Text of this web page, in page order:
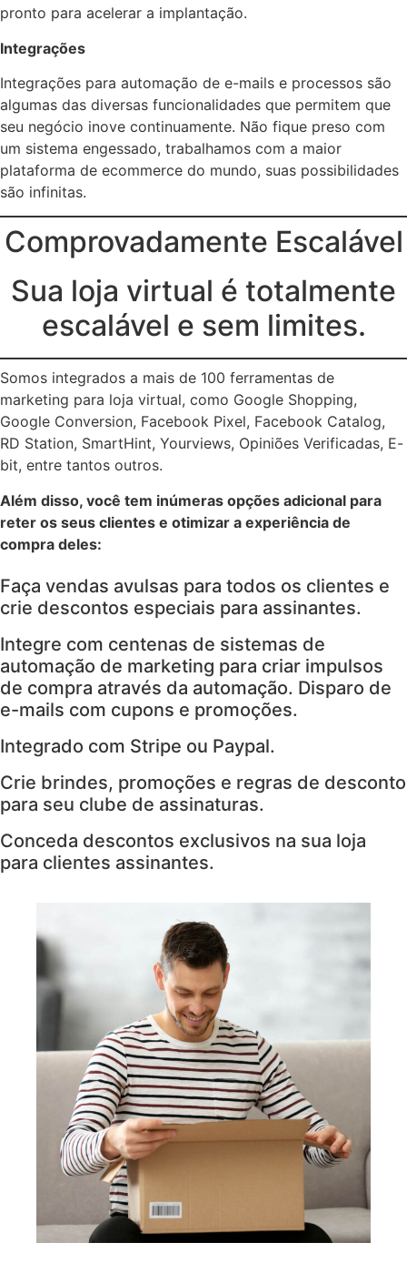
pronto para acelerar a implantação.
Integrações
Integrações para automação de e-mails e processos são
algumas das diversas funcionalidades que permitem que
seu negócio inove continuamente. Não fique preso com
um sistema engessado, trabalhamos com a maior
plataforma de ecommerce do mundo, suas possibilidades
são infinitas.
Comprovadamente Escalável
Sua loja virtual é totalmente
escalável e sem limites.
Somos integrados a mais de 100 ferramentas de
marketing para loja virtual, como Google Shopping,
Google Conversion, Facebook Pixel, Facebook Catalog,
RD Station, SmartHint, Yourviews, Opiniões Verificadas, E-
bit, entre tantos outros.
Além disso, você tem inúmeras opções adicional para
reter os seus clientes e otimizar a experiência de
compra deles:
Faça vendas avulsas para todos os clientes e
crie descontos especiais para assinantes.
Integre com centenas de sistemas de
automação de marketing para criar impulsos
de compra através da automação. Disparo de
e-mails com cupons e promoções.
Integrado com Stripe ou Paypal.
Crie brindes, promoções e regras de desconto
para seu clube de assinaturas.
Conceda descontos exclusivos na sua loja
para clientes assinantes.